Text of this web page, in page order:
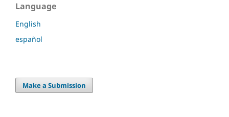
Language
English
español
Make a Submission